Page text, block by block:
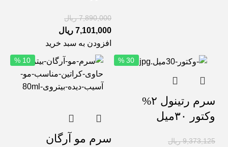
7,890,000 ریال
7,101,000 ریال
افزودن به سبد خرید
30 %
سرم رتینول ۲%
وکتور ۳۰میل
9,373,125 ریال
10 %
سرم مو آرگان